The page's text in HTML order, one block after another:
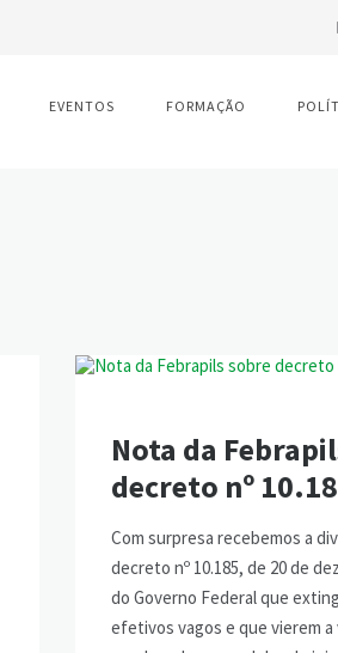
EVENTOS FORMAÇÃO
Nota da
decreto nº
Com surpresa recebemos a
decreto nº 10.185, de 20 de
do Governo Federal que
efetivos vagos e que vierem a